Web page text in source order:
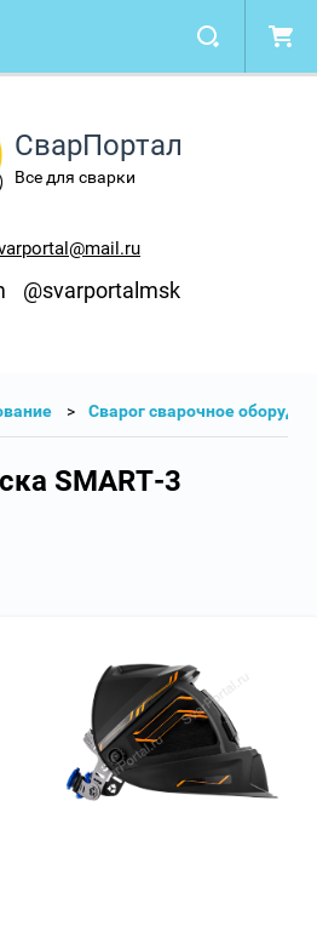
СварПортал
Все для сварки
@svarportalmsk
Сварог сварочное
SMART-3